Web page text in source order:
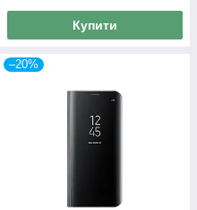
Купити
–20%